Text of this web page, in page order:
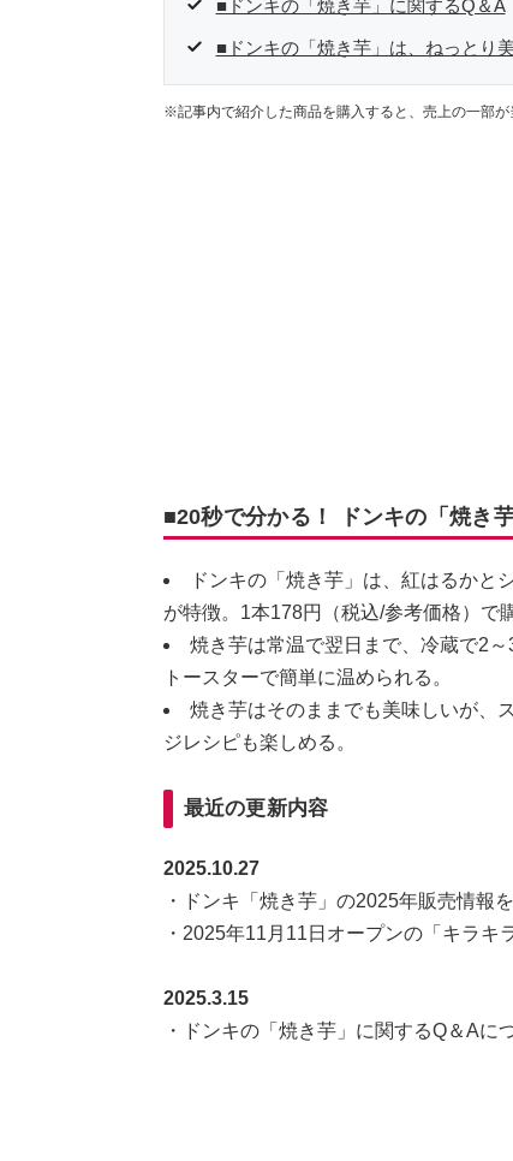
■ドンキの「焼き芋」に関するQ＆A
■ドンキの「焼き芋」は、ねっとり
※記事内で紹介した商品を購入すると、売上の一部が
■20秒で分かる！ ドンキの「焼き
ドンキの「焼き芋」は、紅はるかと
が特徴。1本178円（税込/参考価格）で
焼き芋は常温で翌日まで、冷蔵で2
トースターで簡単に温められる。
焼き芋はそのままでも美味しいが、
ジレシピも楽しめる。
最近の更新内容
2025.10.27
・ドンキ「焼き芋」の2025年販売情報
・2025年11月11日オープンの「キラキ
2025.3.15
・ドンキの「焼き芋」に関するQ＆Aに